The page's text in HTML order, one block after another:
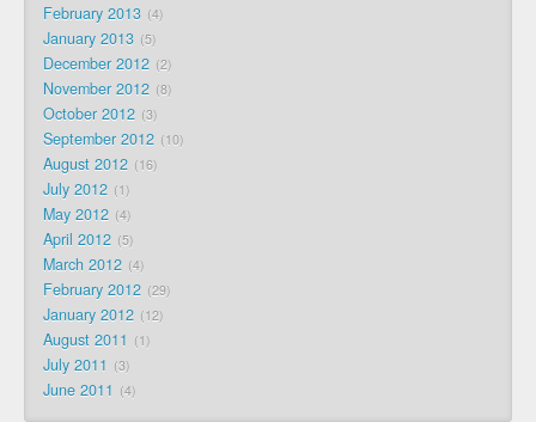
February 2013 4
January 2013 5
December 2012 2
November 2012 8
October 2012 3
September 2012 10
August 2012 16
July 2012 1
May 2012 4
April 2012 5
March 2012 4
February 2012 29
January 2012 12
August 2011 1
July 2011 3
June 2011 4